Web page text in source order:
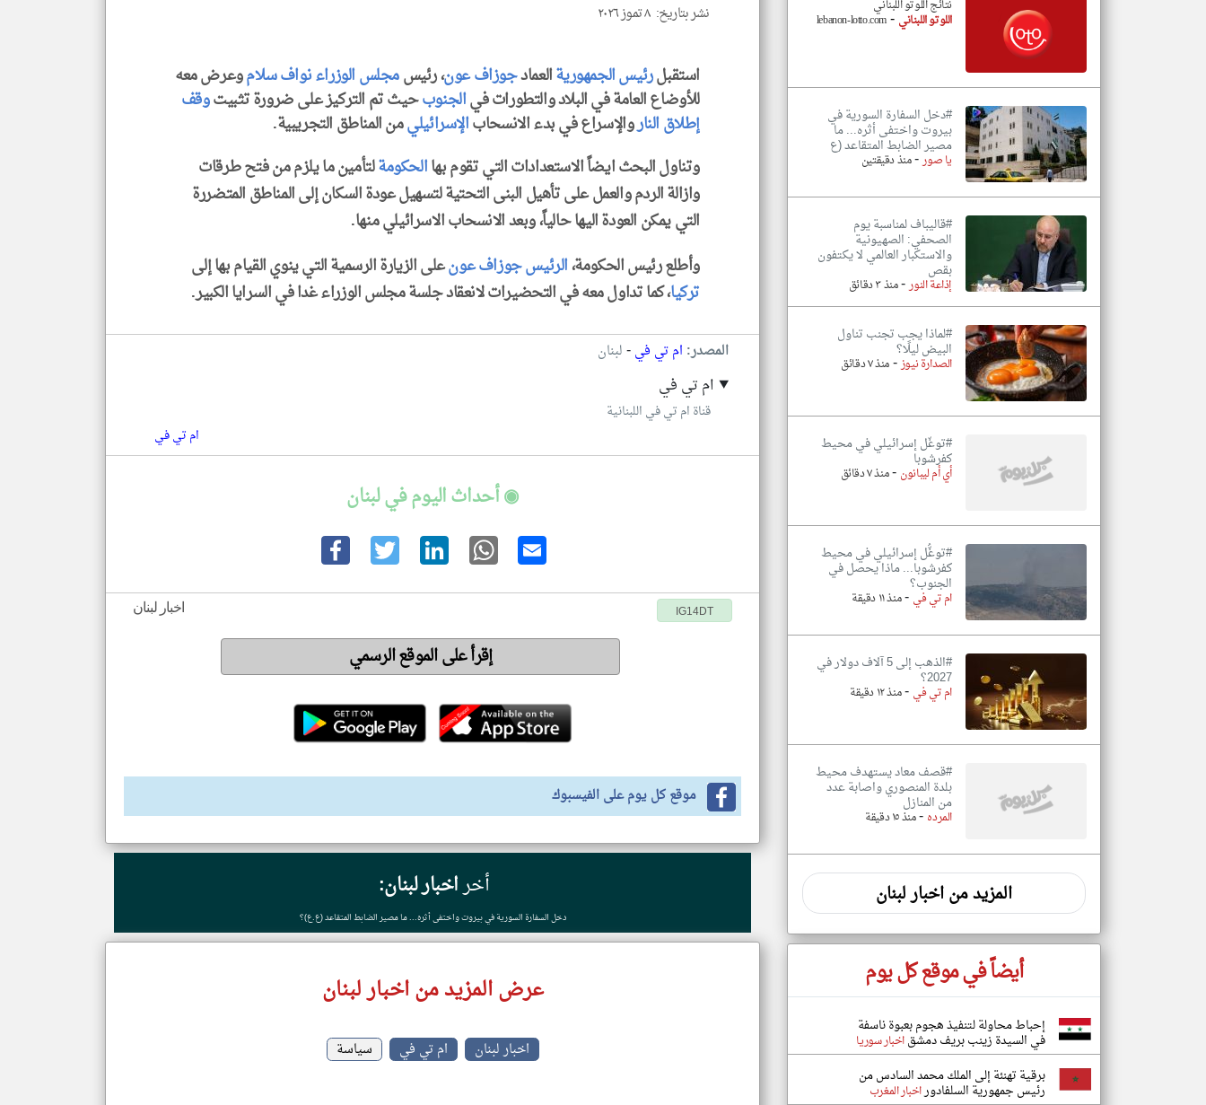
نشر بتاريخ: ٨ تموز ٢٠٢٦
استقبلرئيس الجمهوريةالعمادجوزاف عون، رئيسمجلس الوزراءنواف سلاموعرض معه
للأوضاع العامة في البلاد والتطورات فيالجنوبحيث تم التركيز على ضرورة تثبيتوقف
إطلاق الناروالإسراع في بدء الانسحابالإسرائيليمن المناطق التجريبية.
وتناول البحث ايضاً الاستعدادات التي تقوم بهاالحكومةلتأمين ما يلزم من فتح طرقات
وازالة الردم والعمل على تأهيل البنى التحتية لتسهيل عودة السكان إلى المناطق المتضررة
التي يمكن العودة اليها حالياً، وبعد الانسحاب الاسرائيلي منها.
وأطلع رئيس الحكومة،الرئيس جوزاف عونعلى الزيارة الرسمية التي ينوي القيام بها إلى
تركيا، كما تداول معه في التحضيرات لانعقاد جلسة مجلس الوزراء غدا في السرايا الكبير.
المصدر: ام تي في-لبنان
ام تي في
قناة ام تي في اللبنانية
ام تي في
◉ أحداث اليوم في لبنان
اخبار لبنان IG14DT
إقرأ على الموقع الرسمي
موقع كل يوم على الفيسبوك
أخراخبار لبنان:
دخل السفارة السورية في بيروت واختفى أثره... ما مصير الضابط المتقاعد (ع.ع)؟
عرض المزيد من اخبار لبنان
اخبار لبنان ام تي في سياسة
نتائج اللوتو اللبناني
اللوتو اللبناني -
lebanon-lotto.com
#دخل السفارة السورية في
بيروت واختفى أثره... ما
مصير الضابط المتقاعد (ع
يا صور-منذ دقيقتين
#قاليباف لمناسبة يوم
الصحفي: الصهيونية
والاستكبار العالمي لا يكتفون
بقص
إذاعة النور-منذ ٣ دقائق
#لماذا يجب تجنب تناول
البيض ليلًا؟
الصدارة نيوز-منذ ٧ دقائق
#توغّل إسرائيلي في محيط
كفرشوبا
أي أم ليبانون -منذ ٧ دقائق
#توغُّل إسرائيلي في محيط
كفرشوبا... ماذا يحصل في
الجنوب؟
ام تي في -منذ ١١ دقيقة
#الذهب إلى 5 آلاف دولار في
2027؟
ام تي في -منذ ١٢ دقيقة
#قصف معاد يستهدف محيط
بلدة المنصوري واصابة عدد
من المنازل
المرده -منذ ١٥ دقيقة
المزيد من اخبار لبنان
أيضاً في موقع كل يوم
إحباط محاولة لتنفيذ هجوم بعبوة ناسفة
في السيدة زينب بريف دمشقاخبار سوريا
برقية تهنئة إلى الملك محمد السادس من
رئيس جمهورية السلفادوراخبار المغرب